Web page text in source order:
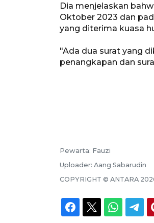
Dia menjelaskan
Oktober 2023 dan
yang diterima kuasa
"Ada dua surat yang
penangkapan dan
Pewarta: Fauzi
Uploader: Aang Sabarudin
COPYRIGHT © ANTARA